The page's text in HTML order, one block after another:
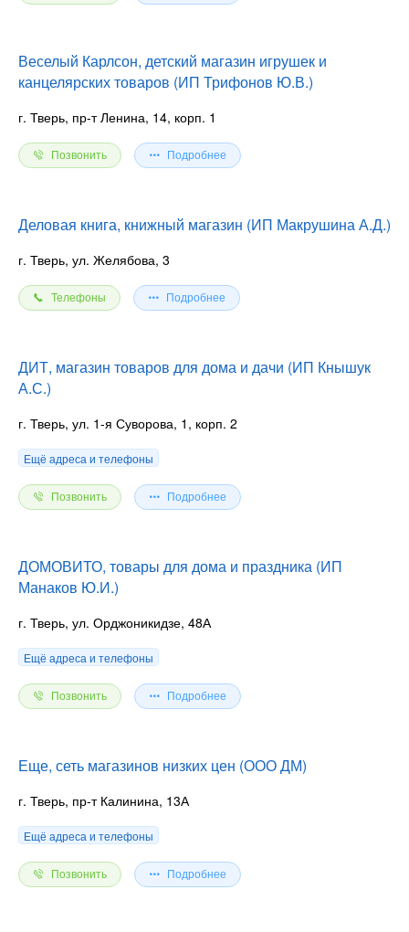
Веселый Карлсон, детский магазин игрушек и
канцелярских товаров (ИП Трифонов Ю.В.)
г. Тверь, пр-т Ленина, 14, корп. 1
Позвонить Подробнее
Деловая книга, книжный магазин (ИП Макрушина А.Д.)
г. Тверь, ул. Желябова, 3
Телефоны Подробнее
ДИТ, магазин товаров для дома и дачи (ИП Кнышук
А.С.)
г. Тверь, ул. 1-я Суворова, 1, корп. 2
Ещё адреса и телефоны
Позвонить Подробнее
ДОМОВИТО, товары для дома и праздника (ИП
Манаков Ю.И.)
г. Тверь, ул. Орджоникидзе, 48А
Ещё адреса и телефоны
Позвонить Подробнее
Еще, сеть магазинов низких цен (ООО ДМ)
г. Тверь, пр-т Калинина, 13А
Ещё адреса и телефоны
Позвонить Подробнее